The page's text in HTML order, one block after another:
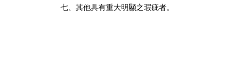
七、其他具有重大明顯之瑕疵者。